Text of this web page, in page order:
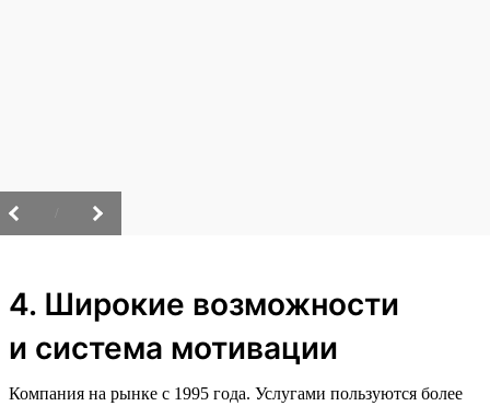
4. Широкие возможности
и система мотивации
Компания на рынке с 1995 года. Услугами пользуются более